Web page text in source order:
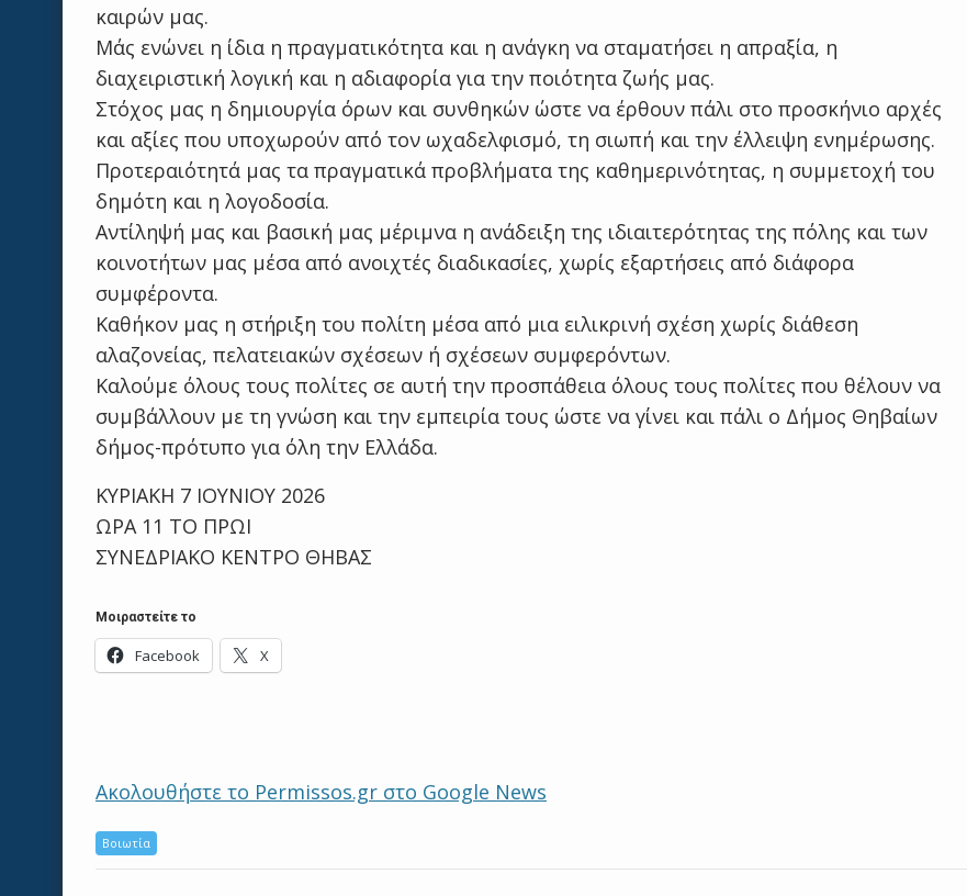
καιρών μας.
Μάς ενώνει η ίδια η πραγματικότητα και η ανάγκη να σταματήσει η απραξία, η
διαχειριστική λογική και η αδιαφορία για την ποιότητα ζωής μας.
Στόχος μας η δημιουργία όρων και συνθηκών ώστε να έρθουν πάλι στο προσκήνιο αρχές
και αξίες που υποχωρούν από τον ωχαδελφισμό, τη σιωπή και την έλλειψη ενημέρωσης.
Προτεραιότητά μας τα πραγματικά προβλήματα της καθημερινότητας, η συμμετοχή του
δημότη και η λογοδοσία.
Αντίληψή μας και βασική μας μέριμνα η ανάδειξη της ιδιαιτερότητας της πόλης και των
κοινοτήτων μας μέσα από ανοιχτές διαδικασίες, χωρίς εξαρτήσεις από διάφορα
συμφέροντα.
Καθήκον μας η στήριξη του πολίτη μέσα από μια ειλικρινή σχέση χωρίς διάθεση
αλαζονείας, πελατειακών σχέσεων ή σχέσεων συμφερόντων.
Καλούμε όλους τους πολίτες σε αυτή την προσπάθεια όλους τους πολίτες που θέλουν να
συμβάλλουν με τη γνώση και την εμπειρία τους ώστε να γίνει και πάλι ο Δήμος Θηβαίων
δήμος-πρότυπο για όλη την Ελλάδα.
ΚΥΡΙΑΚΗ 7 ΙΟΥΝΙΟΥ 2026
ΩΡΑ 11 ΤΟ ΠΡΩΙ
ΣΥΝΕΔΡΙΑΚΟ ΚΕΝΤΡΟ ΘΗΒΑΣ
Μοιραστείτε το
Facebook X
Ακολουθήστε το Permissos.gr στο Google News
Βοιωτία